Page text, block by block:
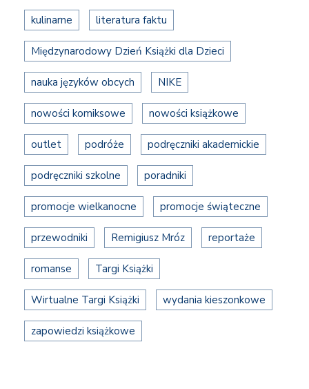
kulinarne literatura faktu
Międzynarodowy Dzień Książki dla Dzieci
nauka języków obcych NIKE
nowości komiksowe nowości książkowe
outlet podróże podręczniki akademickie
podręczniki szkolne poradniki
promocje wielkanocne promocje świąteczne
przewodniki Remigiusz Mróz reportaże
romanse Targi Książki
Wirtualne Targi Książki wydania kieszonkowe
zapowiedzi książkowe